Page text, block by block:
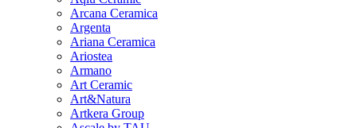
Arcana Ceramica
Argenta
Ariana Ceramica
Ariostea
Armano
Art Ceramic
Art&Natura
Artkera Group